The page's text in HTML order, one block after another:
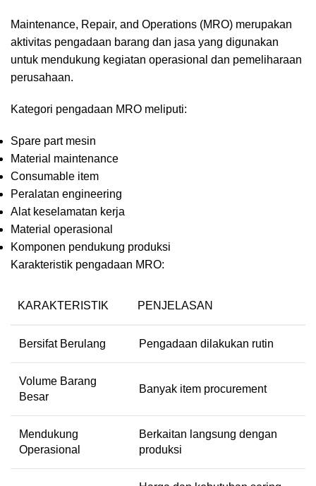
Maintenance, Repair, and Operations (MRO) merupakan
aktivitas pengadaan barang dan jasa yang digunakan
untuk mendukung kegiatan operasional dan pemeliharaan
perusahaan.
Kategori pengadaan MRO meliputi:
Spare part mesin
Material maintenance
Consumable item
Peralatan engineering
Alat keselamatan kerja
Material operasional
Komponen pendukung produksi
Karakteristik pengadaan MRO:
KARAKTERISTIK PENJELASAN
Bersifat Berulang Pengadaan dilakukan rutin
Volume Barang
Besar
Banyak item procurement
Mendukung
Operasional
Berkaitan langsung dengan
produksi